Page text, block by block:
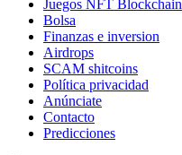
Juegos NFT Blockchain
Bolsa
Finanzas e inversion
Airdrops
SCAM shitcoins
Política privacidad
Anúnciate
Contacto
Predicciones